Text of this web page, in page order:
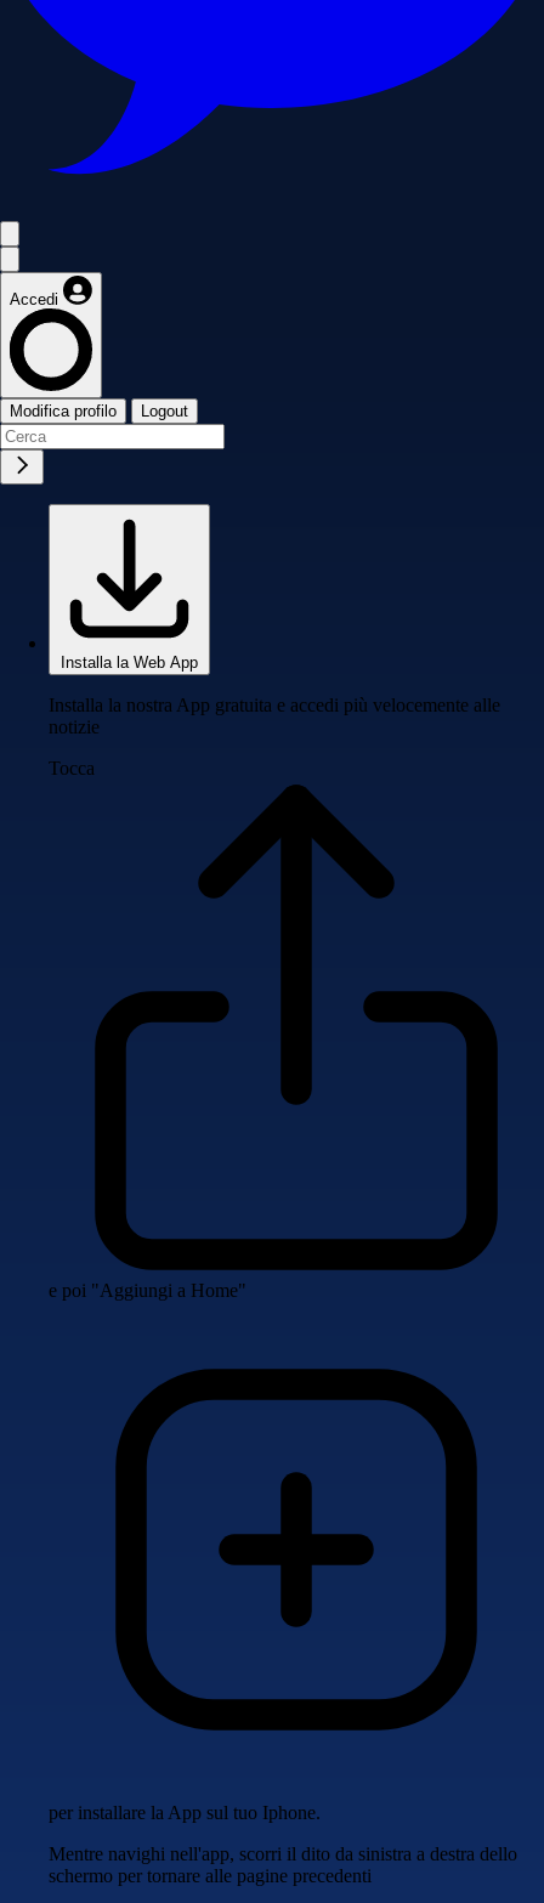
Accedi
Modifica profilo Logout
Installa la Web App
Installa la nostra App gratuita e accedi più velocemente alle
notizie
Tocca
e poi "Aggiungi a Home"
per installare la App sul tuo Iphone.
Mentre navighi nell'app, scorri il dito da sinistra a destra dello
schermo per tornare alle pagine precedenti